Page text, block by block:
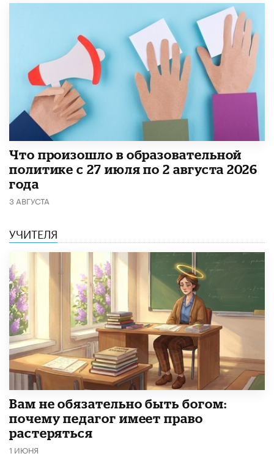
​Что произошло в образовательной
политике с 27 июля по 2 августа 2026
года
3 АВГУСТА
УЧИТЕЛЯ
​Вам не обязательно быть богом:
почему педагог имеет право
растеряться
1 ИЮНЯ